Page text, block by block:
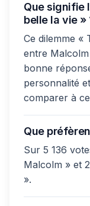
Que signifie
belle la vie »
Ce dilemme «
entre
bonne
personnalité
comparer à
Que
Sur 5 136
Malcolm » et
».